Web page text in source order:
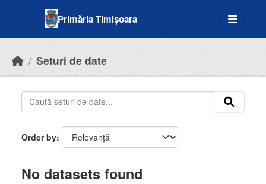
Primăria Timișoara
Seturi de date
Order by
No datasets found